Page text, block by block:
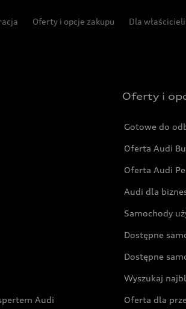
Oferty i opcje zakupu Dla właścicieli
Audi
Oferty i
Gotowe do
Oferta Audi
Oferta Audi
Audi dla
Samochody
Dostępne
Dostępne
Wyszukaj
Oferta dla